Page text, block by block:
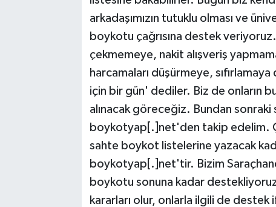
arkadaşımızın tutuklu olması ve
boykotu çağrısına destek
çekmemeye, nakit alışveriş
harcamaları düşürmeye,
için bir gün' dediler. Biz de onların
alınacak göreceğiz. Bundan
boykotyap[.]net'den takip edelim.
sahte boykot listelerine yazacak
boykotyap[.]net'tir. Bizim
boykotu sonuna kadar
kararları olur, onlarla ilgili de